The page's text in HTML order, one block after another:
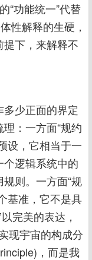
“功能统一”代替
性解释的生硬，
下，来解释不
少正面的界定
：一方面“规约
设，它相当于一
逻辑系统中的
则。一方面“规
基准，它不是具
完美的表达，
现宇宙的构成分
，而是我